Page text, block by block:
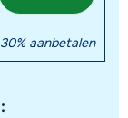
aanbetalen